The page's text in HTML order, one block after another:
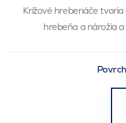
Krížové hrebenáče
hrebeňa a nárožia